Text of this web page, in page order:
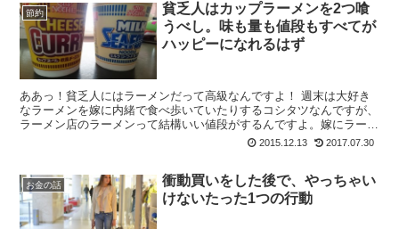
節約
貧乏人はカップラーメンを2つ喰
うべし。味も量も値段もすべてが
ハッピーになれるはず
ああっ！貧乏人にはラーメンだって高級なんですよ！ 週末は大好き
なラーメンを嫁に内緒で食べ歩いていたりするコシタツなんですが、
ラーメン店のラーメンって結構いい値段がするんですよ。嫁にラーメ
ン食い過ぎって怒られた…そりゃ、ブログに書いてあ...
2015.12.13 2017.07.30
お金の話
衝動買いをした後で、やっちゃい
けないたった1つの行動